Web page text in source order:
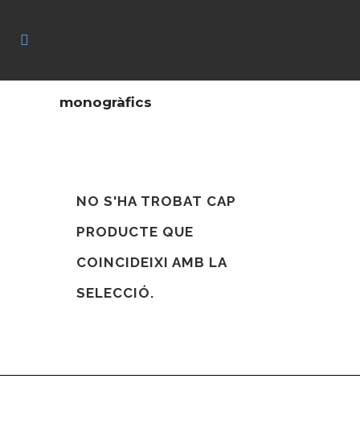
monogràfics
NO S'HA TROBAT CAP
PRODUCTE QUE
COINCIDEIXI AMB LA
SELECCIÓ.